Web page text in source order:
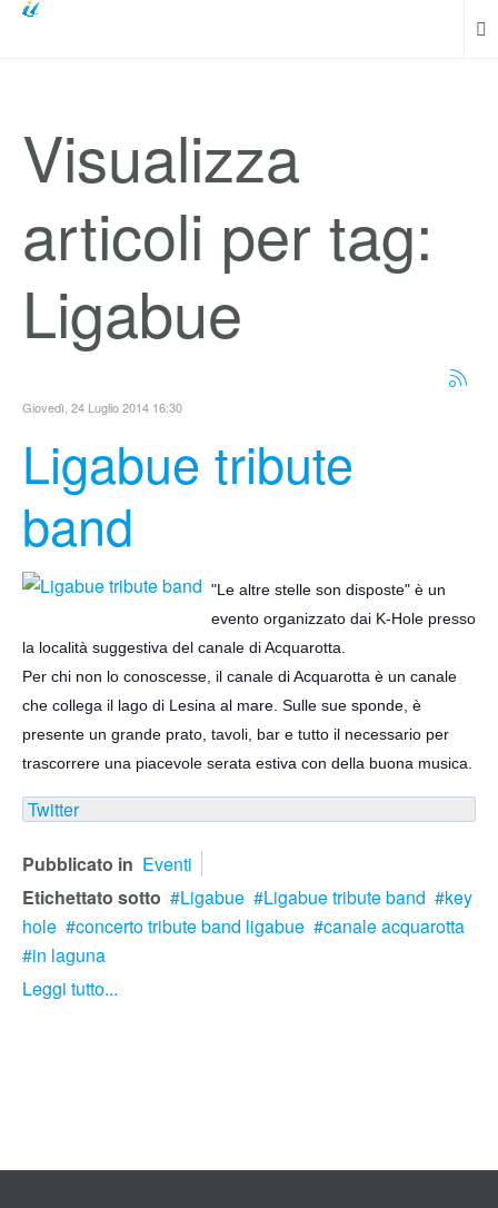
Visualizza
articoli per tag:
Ligabue
Giovedì, 24 Luglio 2014 16:30
Ligabue tribute
band
"Le altre stelle son disposte" è un
evento organizzato dai K-Hole presso
la località suggestiva del canale di Acquarotta.
Per chi non lo conoscesse, il canale di Acquarotta è un canale
che collega il lago di Lesina al mare. Sulle sue sponde, è
presente un grande prato, tavoli, bar e tutto il necessario per
trascorrere una piacevole serata estiva con della buona musica.
Twitter
Pubblicato in Eventi
Etichettato sotto
Ligabue Ligabue tribute band
key
hole
concerto tribute band ligabue
canale acquarotta
in laguna
Leggi tutto...